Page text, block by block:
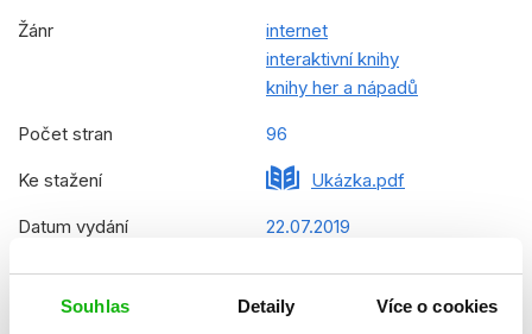
Souhlas Detaily Více o cookies
Žánr
internet
interaktivní knihy
knihy her a nápadů
Počet stran 96
Ke stažení Ukázka.pdf
Datum vydání 22.07.2019
Formát 148x210 mm
Hmotnost 0,373 kg